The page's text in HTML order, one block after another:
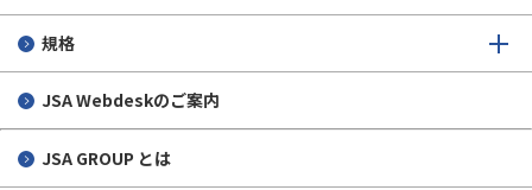
規格
JSA Webdeskのご案内
JSA GROUP とは